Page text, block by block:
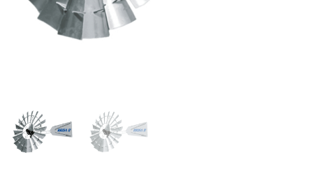
Contacto